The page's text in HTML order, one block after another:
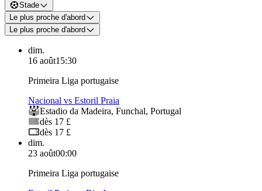
Stade
Le plus proche d'abord
Le plus proche d'abord
dim.
16 août15:30
Primeira Liga portugaise
Nacional vs Estoril Praia
Estadio da Madeira, Funchal, Portugal
dès 17 £
dès 17 £
dim.
23 août00:00
Primeira Liga portugaise